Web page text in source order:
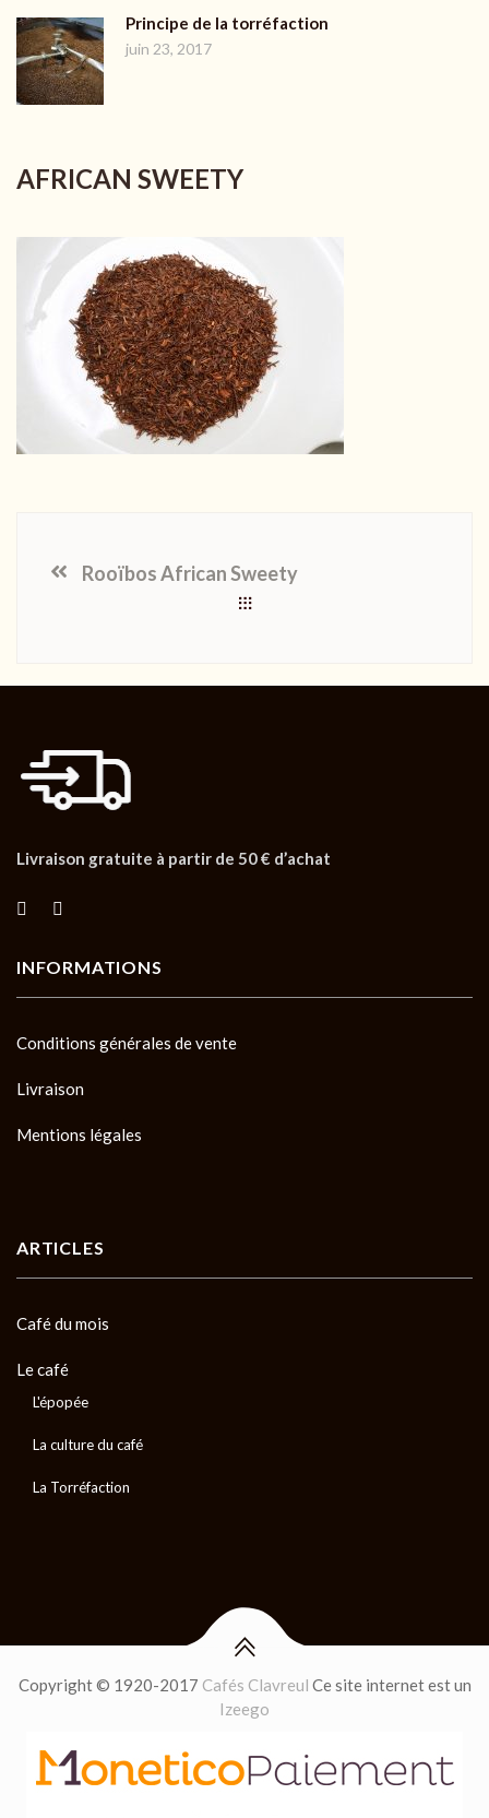
Principe de la torréfaction
juin 23, 2017
AFRICAN SWEETY
Rooïbos African Sweety
Livraison gratuite à partir de 50 € d’achat
INFORMATIONS
Conditions générales de vente
Livraison
Mentions légales
ARTICLES
Café du mois
Le café
L'épopée
La culture du café
La Torréfaction
Copyright © 1920-2017 Cafés Clavreul Ce site internet est un
Izeego